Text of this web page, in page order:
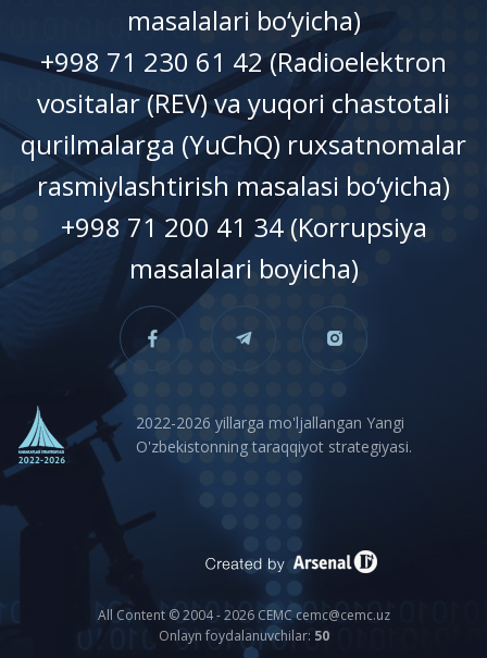
masalalari bo‘yicha)
+998 71 230 61 42 (Radioelektron
vositalar (REV) va yuqori chastotali
qurilmalarga (YuChQ) ruxsatnomalar
rasmiylashtirish masalasi bo‘yicha)
+998 71 200 41 34 (Korrupsiya
masalalari boyicha)
2022-2026 yillarga mo'ljallangan Yangi
O'zbekistonning taraqqiyot strategiyasi.
All Content © 2004 - 2026 CEMC cemc@cemc.uz
Onlayn foydalanuvchilar: 50